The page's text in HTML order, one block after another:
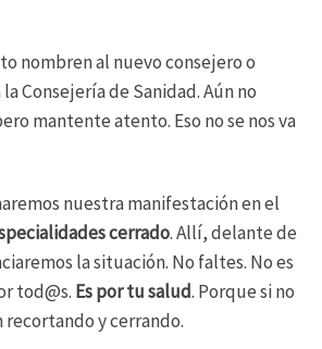
nombren al nuevo consejero o
Consejería de Sanidad. Aún no
mantente atento. Eso no se nos va
nuestra manifestación en el
cerrado. Allí, delante de
la situación. No faltes. No es
tod@s. Es por tu salud. Porque si no
recortando y cerrando.